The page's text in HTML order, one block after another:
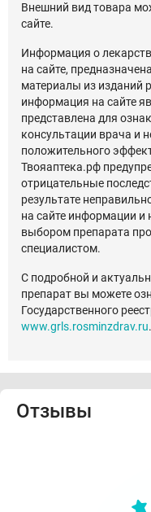
Внешний вид товара
сайте.
Информация о
на сайте,
материалы из изданий
информация на сайте
представлена для
консультации врача и
положительного
Твояаптека.рф
отрицательные
результате
на сайте информации и
выбором препарата
специалистом.
С подробной и
препарат вы можете
Государственного
www.grls.rosminzdrav.ru.
Отзывы